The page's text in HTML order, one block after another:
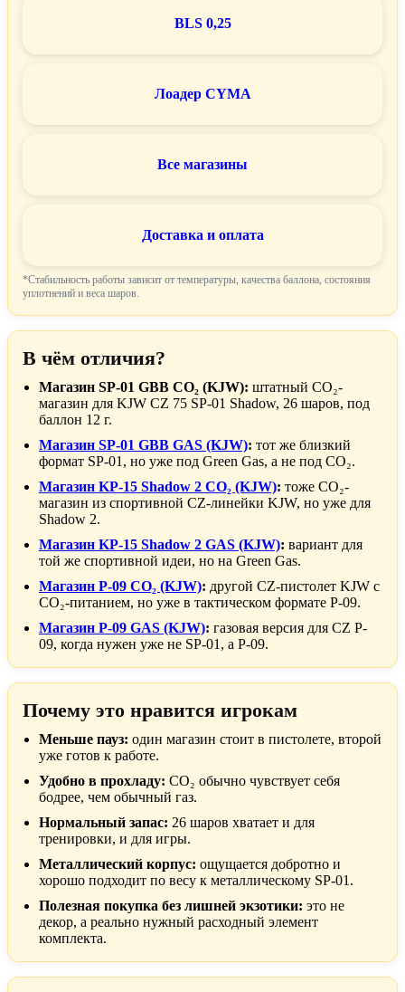
BLS 0,25
Лоадер CYMA
Все магазины
Доставка и оплата
*Стабильность работы зависит от температуры, качества баллона, состояния
уплотнений и веса шаров.
В чём отличия?
Магазин SP-01 GBB CO₂ (KJW): штатный CO₂-
магазин для KJW CZ 75 SP-01 Shadow, 26 шаров, под
баллон 12 г.
Магазин SP-01 GBB GAS (KJW): тот же близкий
формат SP-01, но уже под Green Gas, а не под CO₂.
Магазин KP-15 Shadow 2 CO₂ (KJW): тоже CO₂-
магазин из спортивной CZ-линейки KJW, но уже для
Shadow 2.
Магазин KP-15 Shadow 2 GAS (KJW): вариант для
той же спортивной идеи, но на Green Gas.
Магазин P-09 CO₂ (KJW): другой CZ-пистолет KJW с
CO₂-питанием, но уже в тактическом формате P-09.
Магазин P-09 GAS (KJW): газовая версия для CZ P-
09, когда нужен уже не SP-01, а P-09.
Почему это нравится игрокам
Меньше пауз: один магазин стоит в пистолете, второй
уже готов к работе.
Удобно в прохладу: CO₂ обычно чувствует себя
бодрее, чем обычный газ.
Нормальный запас: 26 шаров хватает и для
тренировки, и для игры.
Металлический корпус: ощущается добротно и
хорошо подходит по весу к металлическому SP-01.
Полезная покупка без лишней экзотики: это не
декор, а реально нужный расходный элемент
комплекта.